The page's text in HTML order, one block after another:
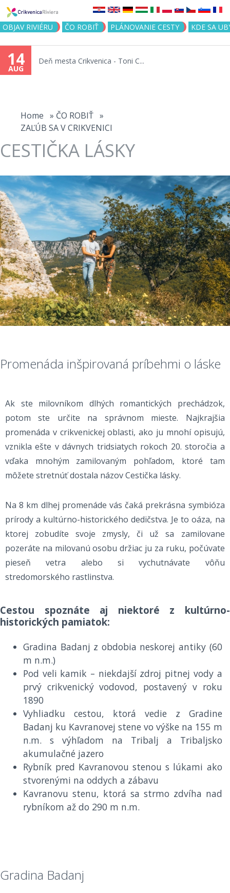
Jump to navigation
OBJAV RIVIÉRU ČO ROBIŤ PLÁNOVANIE CESTY KDE SA
14
AUG
Deň mesta Crikvenica - Toni C...
Home » ČO ROBIŤ »
ZAĽÚB SA V CRIKVENICI
CESTIČKA LÁSKY
Promenáda inšpirovaná príbehmi o láske
Ak ste milovníkom dlhých romantických prechádzok,
potom ste určite na správnom mieste. Najkrajšia
promenáda v crikvenickej oblasti, ako ju mnohí opisujú,
vznikla ešte v dávnych tridsiatych rokoch 20. storočia a
vďaka mnohým zamilovaným pohľadom, ktoré tam
môžete stretnúť dostala názov Cestička lásky.
Na 8 km dlhej promenáde vás čaká prekrásna symbióza
prírody a kultúrno-historického dedičstva. Je to oáza, na
ktorej zobudíte svoje zmysly, či už sa zamilovane
pozeráte na milovanú osobu držiac ju za ruku, počúvate
pieseň vetra alebo si vychutnávate vôňu
stredomorského rastlinstva.
Cestou spoznáte aj niektoré z kultúrno-
historických pamiatok:
Gradina Badanj z obdobia neskorej antiky (60
m n.m.)
Pod veli kamik – niekdajší zdroj pitnej vody a
prvý crikvenický vodovod, postavený v roku
1890
Vyhliadku cestou, ktorá vedie z Gradine
Badanj ku Kavranovej stene vo výške na 155 m
n.m. s výhľadom na Tribalj a Tribaljsko
akumulačné jazero
Rybník pred Kavranovou stenou s lúkami ako
stvorenými na oddych a zábavu
Kavranovu stenu, ktorá sa strmo zdvíha nad
rybníkom až do 290 m n.m.
Gradina Badanj